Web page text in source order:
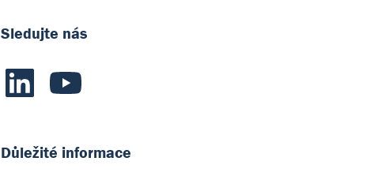
Sledujte nás
Důležité informace